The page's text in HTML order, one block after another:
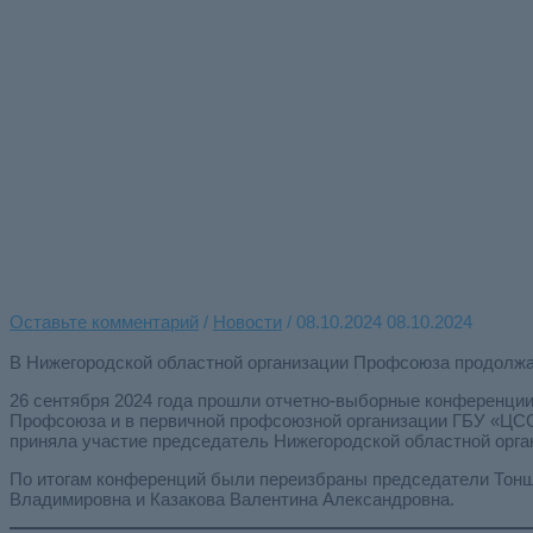
Оставьте комментарий / Новости / 08.10.2024 08.10.2024
В Нижегородской областной организации Профсоюза
26 сентября 2024 года прошли отчетно-выборные
Профсоюза и в первичной профсоюзной организации ГБУ
приняла участие председатель Нижегородской областной
По итогам конференций были переизбраны председатели
Владимировна и Казакова Валентина Александровна.